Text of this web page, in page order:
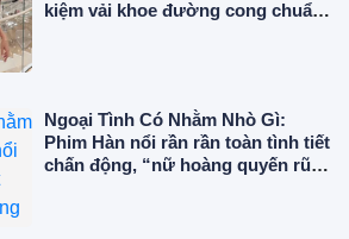
kiệm vải khoe đường cong chuẩn
Ngoại Tình Có Nhằm Nhò Gì:
Phim Hàn nổi rần rần toàn tình tiết
chấn động, “nữ hoàng quyến rũ”